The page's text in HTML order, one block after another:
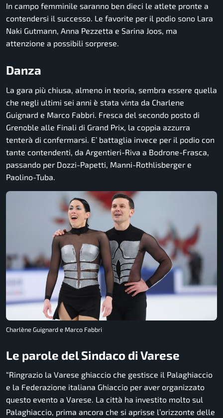
In campo femminile saranno ben dieci le atlete pronte a
contendersi il successo. Le favorite per il podio sono Lara
Naki Gutmann, Anna Pezzetta e Sarina Joos, ma
attenzione a possibili sorprese.
Danza
La gara più chiusa, almeno in teoria, sembra essere quella
che negli ultimi sei anni è stata vinta da Charlene
Guignard e Marco Fabbri. Fresca del secondo posto di
Grenoble alle Finali di Grand Prix, la coppia azzurra
tenterà di confermarsi. E’ battaglia invece per il podio con
tante contendenti, da Argentieri-Riva a Bodrone-Frasca,
passando per Dozzi-Papetti, Manni-Rothlisberger e
Paolino-Tuba.
Charlène Guignard e Marco Fabbri
Le parole del Sindaco di Varese
“Ringrazio la Varese ghiaccio che gestisce il Palaghiaccio
e la Federazione italiana Ghiaccio per aver organizzato
questo evento a Varese. La città ha investito molto sul
Palaghiaccio, prima ancora che si aprisse l’orizzonte delle